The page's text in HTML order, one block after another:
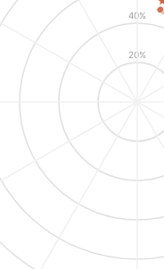
20%
40%